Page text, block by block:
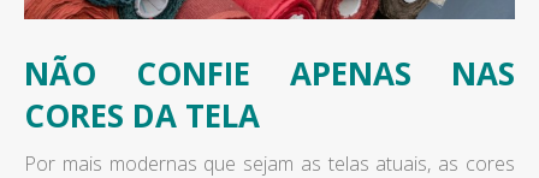
NÃO CONFIE APENAS NAS
CORES DA TELA
Por mais modernas que sejam as telas atuais, as cores